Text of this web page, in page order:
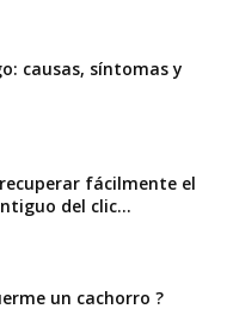
causas, síntomas y
fácilmente el
del clic...
un cachorro ?